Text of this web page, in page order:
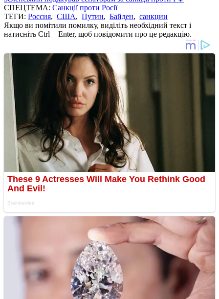
СПЕЦТЕМА: Санкції проти Росії
ТЕГИ: Россия, США, Путин, Байден, санкции
Якщо ви помітили помилку, виділіть необхідний текст і
натисніть Ctrl + Enter, щоб повідомити про це редакцію.